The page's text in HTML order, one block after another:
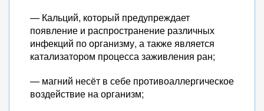
— Кальций, который предупреждает
появление и распространение различных
инфекций по организму, а также является
катализатором процесса заживления ран;
— магний несёт в себе противоаллергическое
воздействие на организм;